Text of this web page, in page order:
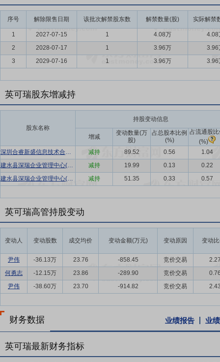
序号 解除限售日期 该批次解禁股东数 解禁数量(股) 实际解禁
1 2027-07-15 1 4.08万
4.08
2
2028-07-17 1 3.96万
3.96
3
2029-07-16 1 3.96万 3.96
英可瑞股东增减持
股东名称
持股变动信息
增减
变动数量(万
股)
占总股本比例
(%)
占流通股
(%)
深圳合睿新盛信息技术合伙企业(有限合伙)
减持 89.52 0.56
1.04
建水县深瑞企业管理中心(有限合伙)
减持 19.99 0.13
0.22
建水县深瑞企业管理中心(有限合伙)
减持 51.35 0.33 0.57
英可瑞高管持股变动
变动人 变动股数 成交均价 变动金额(万元) 变动原因 变动
尹伟 -36.13万 23.76 -858.45 竞价交易
何勇志
-12.15万 23.86 -289.90 竞价交易
尹伟
-38.60万 23.70 -914.82 竞价交易
财务数据 业绩报告 业
英可瑞最新财务指标